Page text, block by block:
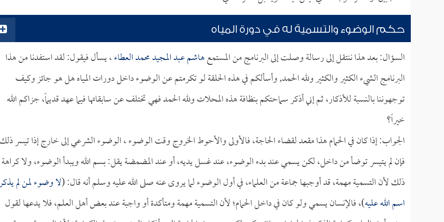
حكم الوضوء والتسمية له في دورة المياه
السؤال: بعد هذا ننتقل إلى رسالة وصلت إلى البرنامج من المستمعهاشم عبد المجيد محمد العطاء، يسأل فيقول: لقد استفدنا من هذا
البرنامج الشيء الكثير والكثير ولله الحمد, وأسألكم في هذه الحلقة لو تكرمتم عن الوضوء داخل دورات المياه هل هو جائز وكيف
توجهوننا بالنسبة للأذكار، ثم إني أذكر سماحتكم بنظافة هذه المحلات ولله الحمد فهي تختلف عن سابقاتها فيما عهد قديماً، جزاكم الله
خيراً؟
الجواب: إذا كان في الحمام هذا مقعد لقضاء الحاجة، فالأولى والأحوط الخروج وقت الوضوء ، الوضوء الشرعي إلى خارج إذا تيسر
فإن لم يتيسر توضأ من داخل، لكن يسمي عند بدء الوضوء، عند غسل يديه، أو عند المضمضة يقل: بسم الله ويبدأ الوضوء، ولا
ذلك لأن التسمية مهمة، قد أوجبها جماعة من العلماء، في أول الوضوء لما يروى عنه صلى الله عليه وسلم أنه قال: (لا وضوء لمن لم
اسم الله عليه)، فالإنسان يسمي ولو كان في داخل الحمام؛ لأن التسمية مهمة ومتأكدة أو واجبة عند بعض أهل العلم، فلا يدعها لقول